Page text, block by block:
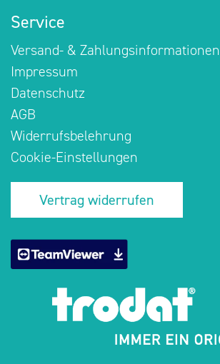
Service
Versand- & Zahlungsinformationen
Impressum
Datenschutz
AGB
Widerrufsbelehrung
Cookie-Einstellungen
Vertrag widerrufen